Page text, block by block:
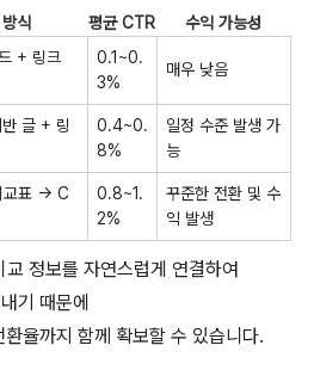
식 평균 CTR
수익 가능성
+ 링크
0.1~0.
3%
매우 낮음
글 + 링
0.4~0.
8%
일정 수준 발생 가
능
교표 → C
0.8~1.
2%
꾸준한 전환 및 수
익 발생
정보를 자연스럽게 연결하여
기 때문에
율까지 함께 확보할 수 있습니다.